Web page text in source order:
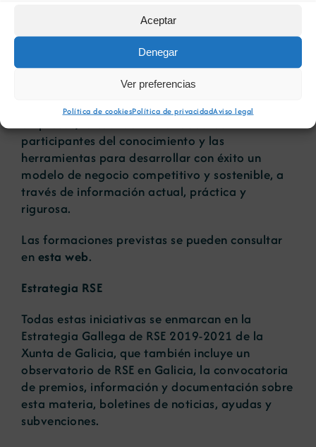
Aceptar
Denegar
Ver preferencias
Política de cookiesPolítica de privacidadAviso legal
impacto en la generación de empleo de calidad.
Otro de los servicios de RSE-Innolab es la
formación especializada, a través de programas
formativos sobre responsabilidad social,
dirigida a los diferentes colectivos de las
participantes del conocimiento y las
herramientas para desarrollar con éxito un
modelo de negocio competitivo y sostenible, a
través de información actual, práctica y
rigurosa.
Las formaciones previstas se pueden consultar
en esta web.
Estrategia RSE
Todas estas iniciativas se enmarcan en la
Estrategia Gallega de RSE 2019-2021 de la
Xunta de Galicia, que también incluye un
observatorio de RSE en Galicia, la convocatoria
de premios, información y documentación sobre
esta materia, boletines de noticias, ayudas y
subvenciones.